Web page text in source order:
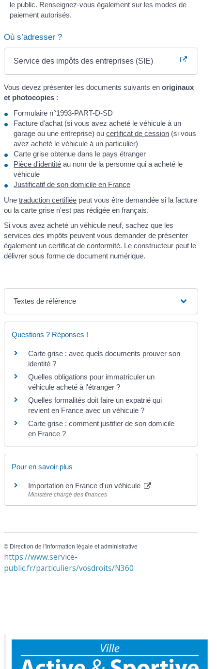
le public. Renseignez-vous également sur les modes de
paiement autorisés.
Où s’adresser ?
Service des impôts des entreprises (SIE)
Vous devez présenter les documents suivants enoriginaux
et photocopies :
Formulaire n°1993-PART-D-SD
Facture d'achat (si vous avez acheté le véhicule à un
garage ou une entreprise) oucertificat de cession (si vous
avez acheté le véhicule à un particulier)
Carte grise obtenue dans le pays étranger
Pièce d'identité au nom de la personne qui a acheté le
véhicule
Justificatif de son domicile en France
Unetraduction certifiée peut vous être demandée si la facture
ou la carte grise n'est pas rédigée en français.
Si vous avez acheté un véhicule neuf, sachez que les
services des impôts peuvent vous demander de présenter
également un certificat de conformité. Le constructeur peut le
délivrer sous forme de document numérique.
Textes de référence
Questions ? Réponses !
Carte grise : avec quels documents prouver son
identité ?
Quelles obligations pour immatriculer un
véhicule acheté à l'étranger ?
Quelles formalités doit faire un expatrié qui
revient en France avec un véhicule ?
Carte grise : comment justifier de son domicile
en France ?
Pour en savoir plus
Importation en France d'un véhicule
Ministère chargé des finances
© Direction de l'information légale et administrative
https://www.service-
public.fr/particuliers/vosdroits/N360